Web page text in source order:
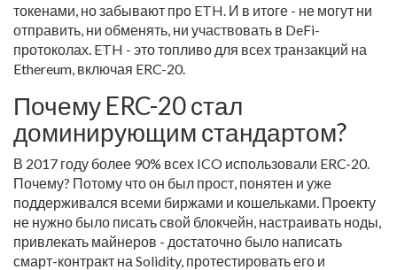
токенами, но забывают про ETH. И в итоге - не могут ни
отправить, ни обменять, ни участвовать в DeFi-
протоколах. ETH - это топливо для всех транзакций на
Ethereum, включая ERC-20.
Почему ERC-20 стал
доминирующим стандартом?
В 2017 году более 90% всех ICO использовали ERC-20.
Почему? Потому что он был прост, понятен и уже
поддерживался всеми биржами и кошельками. Проекту
не нужно было писать свой блокчейн, настраивать ноды,
привлекать майнеров - достаточно было написать
смарт-контракт на Solidity, протестировать его и